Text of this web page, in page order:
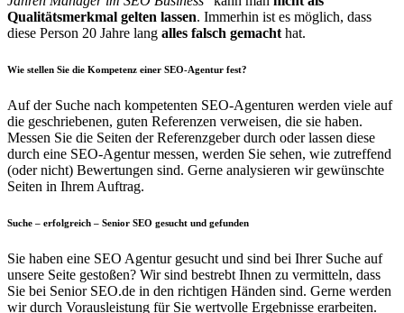
Qualitätsmerkmal gelten lassen. Immerhin ist es möglich, dass
diese Person 20 Jahre lang alles falsch gemacht hat.
Wie stellen Sie die Kompetenz einer SEO-Agentur fest?
Auf der Suche nach kompetenten SEO-Agenturen werden viele auf
die geschriebenen, guten Referenzen verweisen, die sie haben.
Messen Sie die Seiten der Referenzgeber durch oder lassen diese
durch eine SEO-Agentur messen, werden Sie sehen, wie zutreffend
(oder nicht) Bewertungen sind. Gerne analysieren wir gewünschte
Seiten in Ihrem Auftrag.
Suche – erfolgreich – Senior SEO gesucht und gefunden
Sie haben eine SEO Agentur gesucht und sind bei Ihrer Suche auf
unsere Seite gestoßen? Wir sind bestrebt Ihnen zu vermitteln, dass
Sie bei Senior SEO.de in den richtigen Händen sind. Gerne werden
wir durch Vorausleistung für Sie wertvolle Ergebnisse erarbeiten.